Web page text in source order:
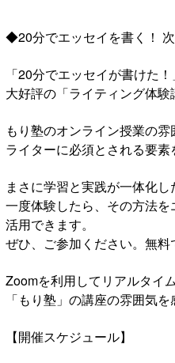
◆20分でエッセイを書く！
「20分でエッセイが書けた！
大好評の「ライティング体験
もり塾のオンライン授業の
ライターに必須とされる要素
まさに学習と実践が一体化し
一度体験したら、その方法
活用できます。
ぜひ、ご参加ください。無料
Zoomを利用してリアルタイ
「もり塾」の講座の雰囲気を
【開催スケジュール】